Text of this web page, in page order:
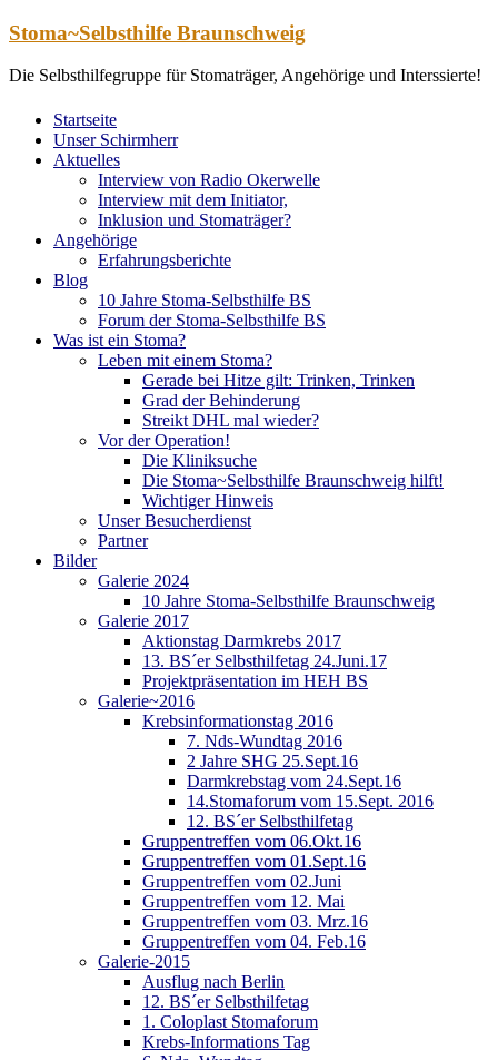
Zum
springen
Stoma~Selbsthilfe Braunschweig
Die Selbsthilfegruppe für Stomaträger, Angehörige und Interssierte!
Startseite
Unser Schirmherr
Aktuelles
Interview von Radio Okerwelle
Interview mit dem Initiator,
Inklusion und Stomaträger?
Angehörige
Erfahrungsberichte
Blog
10 Jahre Stoma-Selbsthilfe BS
Forum der Stoma-Selbsthilfe BS
Was ist ein Stoma?
Leben mit einem Stoma?
Gerade bei Hitze gilt: Trinken, Trinken
Grad der Behinderung
Streikt DHL mal wieder?
Vor der Operation!
Die Kliniksuche
Die Stoma~Selbsthilfe Braunschweig hilft!
Wichtiger Hinweis
Unser Besucherdienst
Partner
Bilder
Galerie 2024
10 Jahre Stoma-Selbsthilfe Braunschweig
Galerie 2017
Aktionstag Darmkrebs 2017
13. BS´er Selbsthilfetag 24.Juni.17
Projektpräsentation im HEH BS
Galerie~2016
Krebsinformationstag 2016
7. Nds-Wundtag 2016
2 Jahre SHG 25.Sept.16
Darmkrebstag vom 24.Sept.16
14.Stomaforum vom 15.Sept. 2016
12. BS´er Selbsthilfetag
Gruppentreffen vom 06.Okt.16
Gruppentreffen vom 01.Sept.16
Gruppentreffen vom 02.Juni
Gruppentreffen vom 12. Mai
Gruppentreffen vom 03. Mrz.16
Gruppentreffen vom 04. Feb.16
Galerie-2015
Ausflug nach Berlin
12. BS´er Selbsthilfetag
1. Coloplast Stomaforum
Krebs-Informations Tag